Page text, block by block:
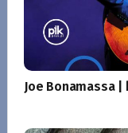
Joe Bonamassa